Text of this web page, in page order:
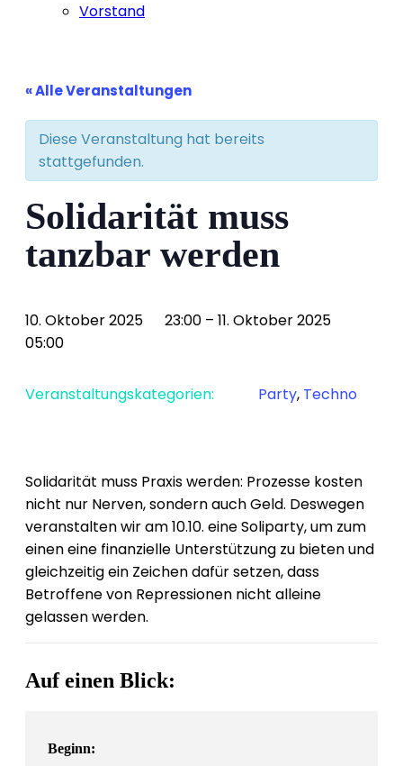
Vorstand
« Alle Veranstaltungen
Diese Veranstaltung hat bereits
stattgefunden.
Solidarität muss
tanzbar werden
10. Oktober 2025 23:00 – 11. Oktober 2025
05:00
Veranstaltungskategorien: Party, Techno
Solidarität muss Praxis werden: Prozesse kosten
nicht nur Nerven, sondern auch Geld. Deswegen
veranstalten wir am 10.10. eine Soliparty, um zum
einen eine finanzielle Unterstützung zu bieten und
gleichzeitig ein Zeichen dafür setzen, dass
Betroffene von Repressionen nicht alleine
gelassen werden.
Auf einen Blick:
Beginn: